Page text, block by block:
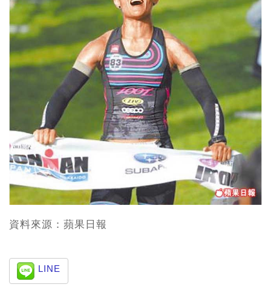
資料來源：蘋果日報
LINE